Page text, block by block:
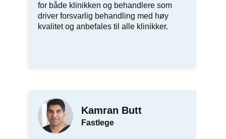
for både klinikken og behandlere som
driver forsvarlig behandling med høy
kvalitet og anbefales til alle klinikker.
Kamran Butt
Fastlege